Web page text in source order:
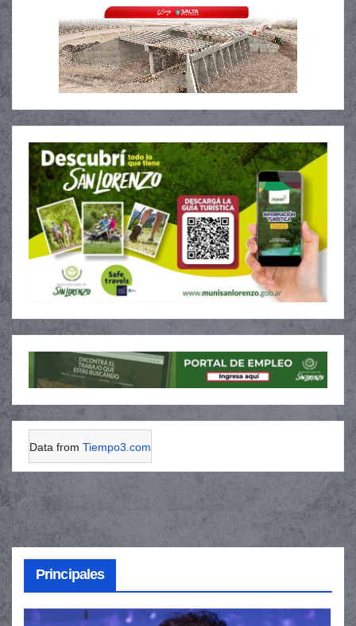
Data from Tiempo3.com
Principales